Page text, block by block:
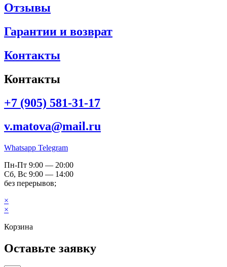
Отзывы
Гарантии и возврат
Контакты
Контакты
+7 (905) 581-31-17
v.matova@mail.ru
Whatsapp Telegram
Пн-Пт 9:00 — 20:00
Сб, Вс 9:00 — 14:00
без перерывов;
×
×
Корзина
Оставьте заявку